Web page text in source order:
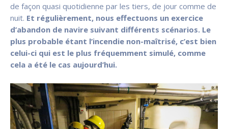
de façon quasi quotidienne par les tiers, de jour comme de
nuit. Et régulièrement, nous effectuons un exercice
d’abandon de navire suivant différents scénarios. Le
plus probable étant l’incendie non-maîtrisé, c’est bien
celui-ci qui est le plus fréquemment simulé, comme
cela a été le cas aujourd’hui.